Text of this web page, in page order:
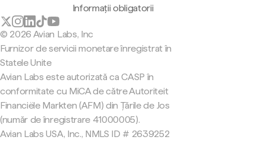
Informații obligatorii
© 2026 Avian Labs, Inc
Furnizor de servicii monetare înregistrat în
Statele Unite
Avian Labs este autorizată ca CASP în
conformitate cu MiCA de către Autoriteit
Financiële Markten (AFM) din Țările de Jos
(număr de înregistrare 41000005).
Avian Labs USA, Inc., NMLS ID # 2639252